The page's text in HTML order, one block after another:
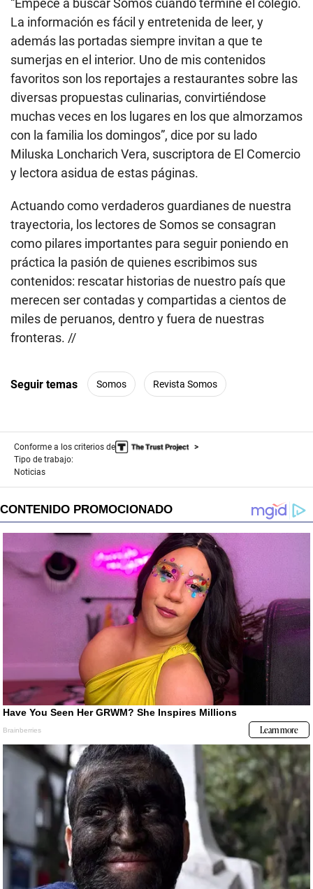
“Empecé a buscar Somos cuando terminé el colegio.
La información es fácil y entretenida de leer, y
además las portadas siempre invitan a que te
sumerjas en el interior. Uno de mis contenidos
favoritos son los reportajes a restaurantes sobre las
diversas propuestas culinarias, convirtiéndose
muchas veces en los lugares en los que almorzamos
con la familia los domingos”, dice por su lado
Miluska Loncharich Vera, suscriptora de El Comercio
y lectora asidua de estas páginas.
Actuando como verdaderos guardianes de nuestra
trayectoria, los lectores de Somos se consagran
como pilares importantes para seguir poniendo en
práctica la pasión de quienes escribimos sus
contenidos: rescatar historias de nuestro país que
merecen ser contadas y compartidas a cientos de
miles de peruanos, dentro y fuera de nuestras
fronteras. //
Seguir temas Somos Revista Somos
Conforme a los criterios de
Tipo de trabajo:
Noticias